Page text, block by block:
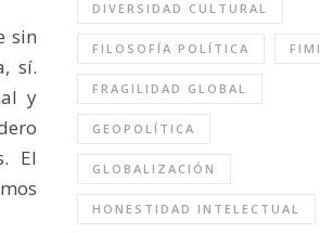
sin
sí.
y
El
DIVERSIDAD CULTURAL
FILOSOFÍA POLÍTICA FIMI
FRAGILIDAD GLOBAL
GEOPOLÍTICA
GLOBALIZACIÓN
HONESTIDAD INTELECTUAL